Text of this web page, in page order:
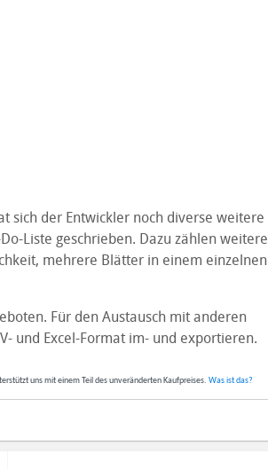
sich der Entwickler noch diverse weitere
Liste geschrieben. Dazu zählen weitere
mehrere Blätter in einem einzelnen
Für den Austausch mit anderen
und Excel-Format im- und exportieren.
uns mit einem Teil des unveränderten Kaufpreises. Was ist das?